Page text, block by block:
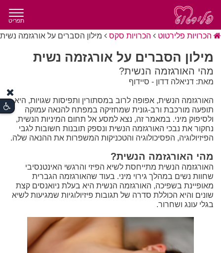
תפריט
הכרויות פלירטוט הכרויות סקס מילון הסברים על אורגזמה נשית
מילון הסברים על אורגזמה נשית
מהי האורגזמה הנשית?
מאת: דניאלה דדון - סיידוף
האורגזמה הנשית, אפופה לרוב במסתורין ותפיסות שגויות, היא
תופעה מורכבת ורב-גונית שמחזיקה במפתח להנאה עמוקה
ולסיפוק מיני. במאמר זה, נצא למסע אל תחום המיניות הנשית,
נחקור את נבכי האורגזמה הנשית ונספק תובנות חשובות לגבי
הפיזיולוגיה, הפסיכולוגיה והטכניקות המשפרות את ההנאה שלה.
מהי האורגזמה הנשית?
האורגזמה הנשית מתייחסת לשיא הפיזי והרגשי האינטנסיבי
שחוות נשים במהלך גירוי מיני. בעוד שהאורגזמה הגברית
מאופיינת בשפיכה, האורגזמה הנשית היא בעלת ניואנסים קצת
שונים והיא הכוללת סדרה של תגובות פיזיולוגיות שמגיעות לשיא
בגלי עונג ושחרור.